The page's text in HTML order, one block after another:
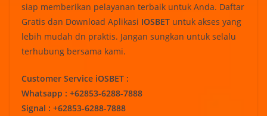
siap memberikan pelayanan terbaik untuk Anda. Daftar
Gratis dan Download Aplikasi IOSBET untuk akses yang
lebih mudah dn praktis. Jangan sungkan untuk selalu
terhubung bersama kami.
Customer Service iOSBET :
Whatsapp : +62853-6288-7888
Signal : +62853-6288-7888